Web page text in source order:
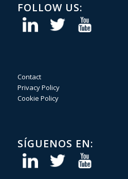
FOLLOW US:
Contact
Privacy Policy
Cookie Policy
SÍGUENOS EN: